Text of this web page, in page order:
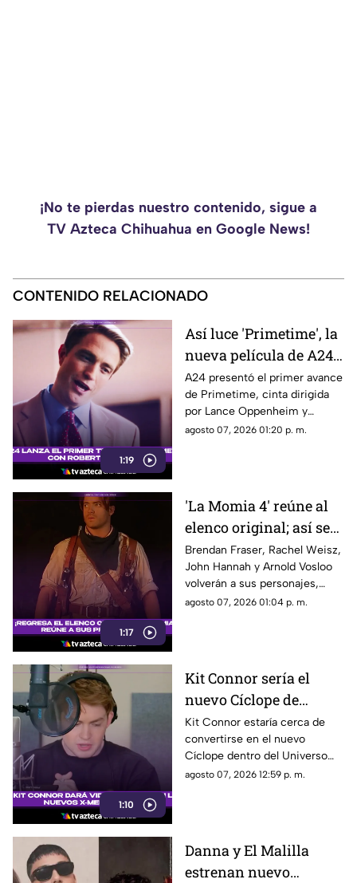
¡No te pierdas nuestro contenido, sigue a
TV Azteca Chihuahua en Google News!
CONTENIDO RELACIONADO
1:19
Así luce 'Primetime', la
nueva película de A24
con Robert Pattinson
como protagonista
A24 presentó el primer avance
de Primetime, cinta dirigida
por Lance Oppenheim y
protagonizada por Robert
agosto 07, 2026 01:20 p. m.
1:17
'La Momia 4' reúne al
elenco original; así será
el regreso de Rick
O’Connell e Imhotep
Brendan Fraser, Rachel Weisz,
John Hannah y Arnold Vosloo
volverán a sus personajes,
mientras Oded Fehr y Kevin J.
agosto 07, 2026 01:04 p. m.
1:10
Kit Connor sería el
nuevo Cíclope de
Marvel: así será su
llegada a los 'X-Men'
Kit Connor estaría cerca de
convertirse en el nuevo
Cíclope dentro del Universo
Cinematográfico de Marvel.
agosto 07, 2026 12:59 p. m.
Danna y El Malilla
estrenan nuevo